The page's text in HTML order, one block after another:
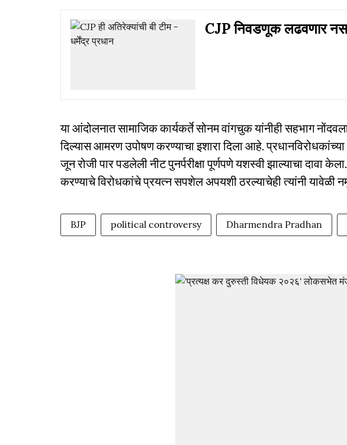
CJP निवडणूक लढवणार
या आंदोलनात सामाजिक कार्यकर्ते सोनम वांगचुक यांनीही सहभाग
दिल्यास आमरण उपोषण करण्याचा इशारा दिला आहे. प्रधानविरोधकांच्या
जून रोजी पार पडलेली नीट पुनर्परीक्षा पूर्णपणे यशस्वी झाल्याचा दावा केला.
करण्याचे विरोधकांचे प्रयत्न सपशेल अपयशी ठरल्याचेही त्यांनी यावेळी
BJP political controversy Dharmendra Pradhan